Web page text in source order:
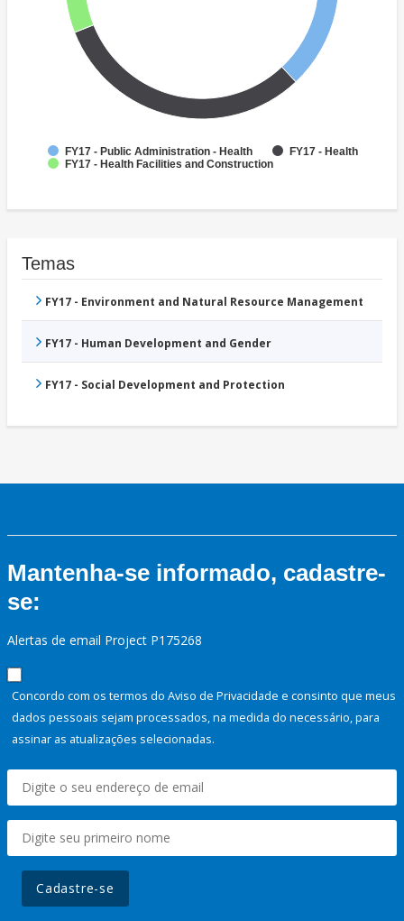
FY17 - Public Administration - Health
FY17 - Health
FY17 - Health Facilities and Construction
Temas
FY17 - Environment and Natural Resource Management
FY17 - Human Development and Gender
FY17 - Social Development and Protection
Mantenha-se informado, cadastre-
se:
Alertas de email Project P175268
Concordo com os termos do Aviso de Privacidade e consinto que meus
dados pessoais sejam processados, na medida do necessário, para
assinar as atualizações selecionadas.
Cadastre-se